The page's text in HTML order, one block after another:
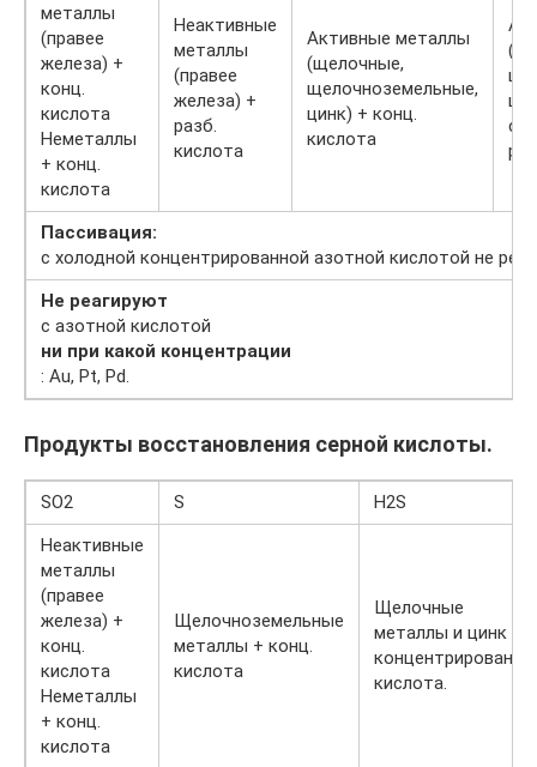
металлы
(правее
железа) +
конц.
кислота
Неметаллы
+ конц.
кислота
Неактивные
металлы
(правее
железа) +
разб.
кислота
Активные металлы
(щелочные,
щелочноземельные,
цинк) + конц.
кислота
Пассивация:
с холодной концентрированной азотной кислотой не
Не реагируют
с азотной кислотой
ни при какой концентрации
: Au, Pt, Pd.
Продукты восстановления серной кислоты.
SO2 S
H2S
Неактивные
металлы
(правее
железа) +
конц.
кислота
Неметаллы
+ конц.
кислота
Щелочноземельные
металлы + конц.
кислота
Щелочные
металлы и цинк +
кислота.